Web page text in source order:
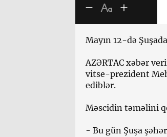
Mayın 12-də
AZƏRTAC xəbər
vitse-prezident
ediblər.
Məscidin təməlini
- Bu gün Şuşa